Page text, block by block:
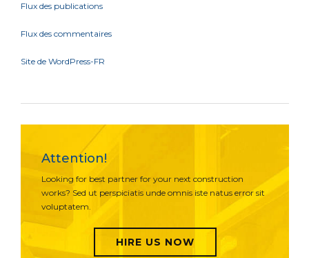
Flux des publications
Flux des commentaires
Site de WordPress-FR
Attention!
Looking for best partner for your next construction
works? Sed ut perspiciatis unde omnis iste natus error sit
voluptatem.
HIRE US NOW